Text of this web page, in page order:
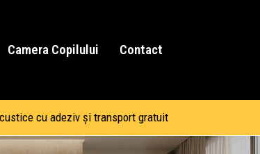
Camera Copilului Contact
cu adeziv și transport gratuit